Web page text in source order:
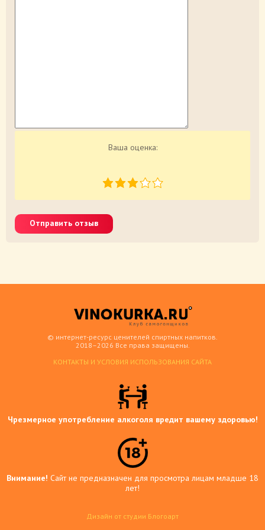
Ваша оценка:
Отправить отзыв
© интернет-ресурс ценителей спиртных напитков.
2018–2026 Все права защищены.
КОНТАКТЫ И УСЛОВИЯ ИСПОЛЬЗОВАНИЯ САЙТА
Чрезмерное употребление алкоголя вредит вашему здоровью!
Внимание! Сайт не предназначен для просмотра лицам младше 18
лет!
Дизайн от студии Блогоарт